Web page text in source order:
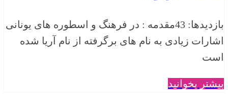
بازدیدها: 43مقدمه : در فرهنگ و اسطوره های یونانی
اشارات زیادی به نام های برگرفته از نام آریا شده
است
بیشتر بخوانید